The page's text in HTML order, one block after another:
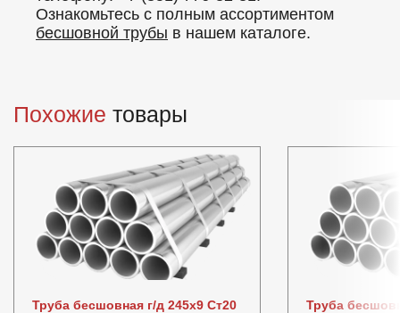
Ознакомьтесь с полным ассортиментом
бесшовной трубы в нашем каталоге.
Похожие товары
Труба бесшовная г/д 245х9 Ст20
Труба